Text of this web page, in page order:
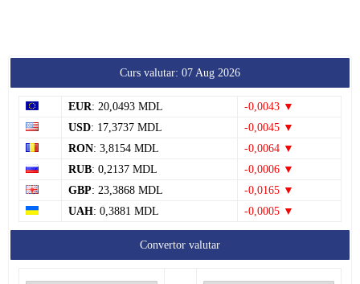
Curs valutar: 07 Aug 2026
EUR: 20,0493 MDL
-0,0043 ▼
USD: 17,3737 MDL
-0,0045 ▼
RON: 3,8154 MDL
-0,0064 ▼
RUB: 0,2137 MDL
-0,0006 ▼
GBP: 23,3868 MDL
-0,0165 ▼
UAH: 0,3881 MDL -0,0005 ▼
Convertor valutar